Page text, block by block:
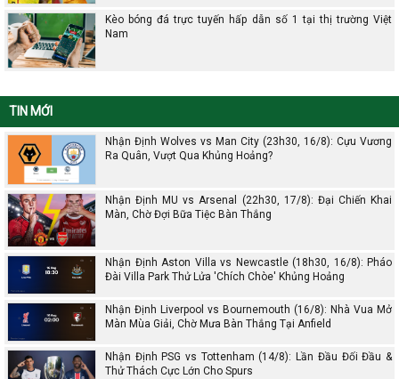
Kèo bóng đá trực tuyến hấp dẫn số 1 tại thị trường Việt
Nam
TIN MỚI
Nhận Định Wolves vs Man City (23h30, 16/8): Cựu Vương
Ra Quân, Vượt Qua Khủng Hoảng?
Nhận Định MU vs Arsenal (22h30, 17/8): Đại Chiến Khai
Màn, Chờ Đợi Bữa Tiệc Bàn Thắng
Nhận Định Aston Villa vs Newcastle (18h30, 16/8): Pháo
Đài Villa Park Thử Lửa 'Chích Chòe' Khủng Hoảng
Nhận Định Liverpool vs Bournemouth (16/8): Nhà Vua Mở
Màn Mùa Giải, Chờ Mưa Bàn Thắng Tại Anfield
Nhận Định PSG vs Tottenham (14/8): Lần Đầu Đối Đầu &
Thử Thách Cực Lớn Cho Spurs